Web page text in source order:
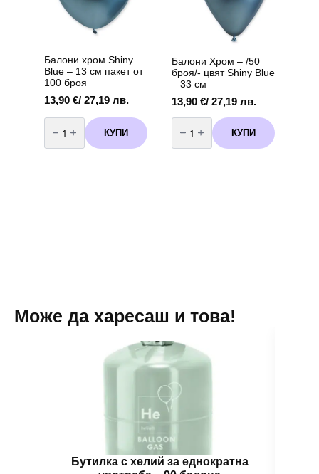
Балони хром Shiny
Blue – 13 см пакет от
100 броя
13,90 €/ 27,19 лв.
количество
за
Балони
хром
КУПИ
Балони Хром – /50
броя/- цвят Shiny Blue
– 33 см
13,90 €/ 27,19 лв.
количество
за
Балони
Хром
КУПИ
Може да харесаш и това!
Бутилка с хелий за еднократна